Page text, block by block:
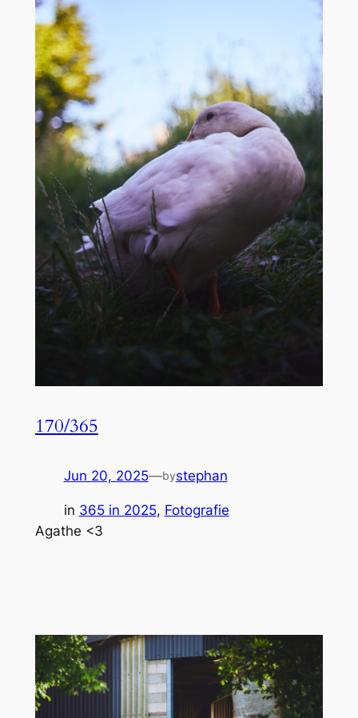
170/365
Jun 20, 2025—bystephan
in 365 in 2025, Fotografie
Agathe <3